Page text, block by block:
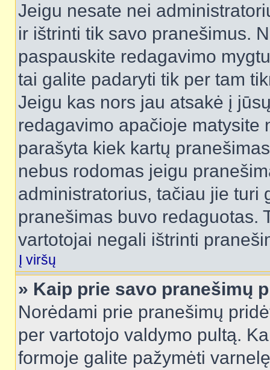
Jeigu nesate nei
ir ištrinti tik savo pranešimus.
paspauskite redagavimo
tai galite padaryti tik per tam
Jeigu kas nors jau atsakė į
redagavimo apačioje matysite
parašyta kiek kartų
nebus rodomas jeigu
administratorius, tačiau jie turi
pranešimas buvo redaguotas.
vartotojai negali ištrinti
Į viršų
» Kaip prie savo pranešimų
Norėdami prie pranešimų
per vartotojo valdymo pultą.
formoje galite pažymėti